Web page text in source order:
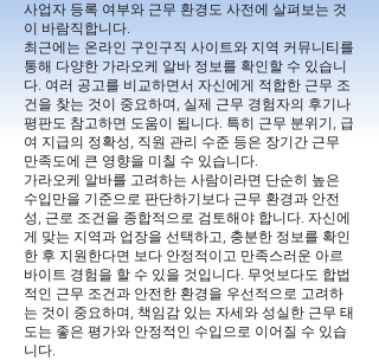
사업자 등록 여부와 근무 환경도 사전에 살펴보는 것
이 바람직합니다.
최근에는 온라인 구인구직 사이트와 지역 커뮤니티를
통해 다양한 가라오케 알바 정보를 확인할 수 있습니
다. 여러 공고를 비교하면서 자신에게 적합한 근무 조
건을 찾는 것이 중요하며, 실제 근무 경험자의 후기나
평판도 참고하면 도움이 됩니다. 특히 근무 분위기, 급
여 지급의 정확성, 직원 관리 수준 등은 장기간 근무
만족도에 큰 영향을 미칠 수 있습니다.
가라오케 알바를 고려하는 사람이라면 단순히 높은
수입만을 기준으로 판단하기보다 근무 환경과 안전
성, 근로 조건을 종합적으로 검토해야 합니다. 자신에
게 맞는 지역과 업장을 선택하고, 충분한 정보를 확인
한 후 지원한다면 보다 안정적이고 만족스러운 아르
바이트 경험을 할 수 있을 것입니다. 무엇보다도 합법
적인 근무 조건과 안전한 환경을 우선적으로 고려하
는 것이 중요하며, 책임감 있는 자세와 성실한 근무 태
도는 좋은 평가와 안정적인 수입으로 이어질 수 있습
니다.